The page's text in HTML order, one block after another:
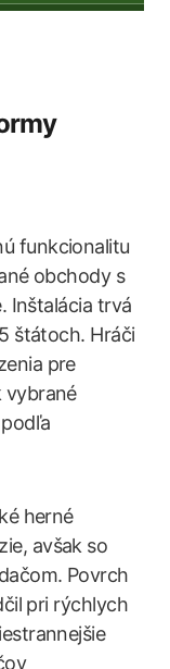
funkcionalitu
obchody s
Inštalácia trvá
štátoch. Hráči
pre
vybrané
herné
avšak so
Povrch
pri rýchlych